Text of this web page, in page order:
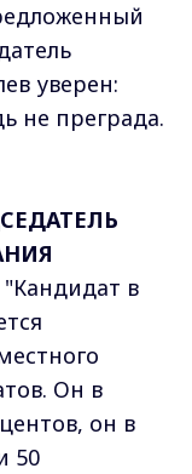
уверен:
не преграда.
"Кандидат в
Он в
он в
50